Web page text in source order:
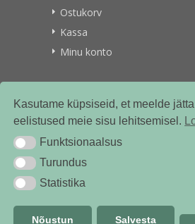
Kasutame küpsiseid, et meelde
eelistused meie sisu lehitsemisel.
Funktsionaalsus
Funktsionaalsus
TurundusTurundus
StatistikaStatistika
Nõustun Salvesta
Ostukorv
Kassa
Minu konto
VITAMIINIKULLER.EE